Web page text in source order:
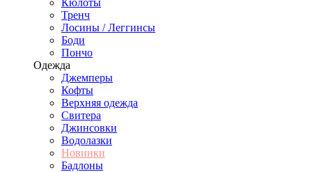
Тренч
Лосины / Леггинсы
Боди
Пончо
Одежда
Джемперы
Кофты
Верхняя одежда
Свитера
Джинсовки
Водолазки
Новинки
Бадлоны